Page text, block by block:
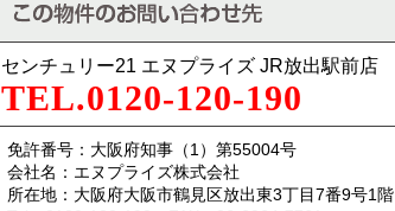
センチュリー21 エヌプライズ JR放出駅前店
TEL.0120-120-190
免許番号：大阪府知事（1）第55004号
会社名：エヌプライズ株式会社
所在地：大阪府大阪市鶴見区放出東3丁目7番9号1階